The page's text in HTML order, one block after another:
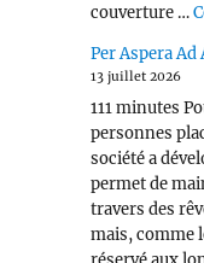
couverture …
Per Aspera Ad
13 juillet 2026
111 minutes
personnes
société a
permet de
travers des
mais, comme